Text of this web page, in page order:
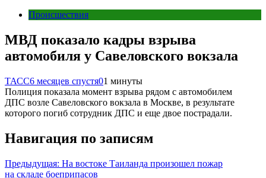
Происшествия
МВД показало кадры взрыва
автомобиля у Савеловского вокзала
ТАСС6 месяцев спустя01 минуты
Полиция показала момент взрыва рядом с автомобилем
ДПС возле Савеловского вокзала в Москве, в результате
которого погиб сотрудник ДПС и еще двое пострадали.
Навигация по записям
Предыдущая: На востоке Таиланда произошел пожар
на складе боеприпасов